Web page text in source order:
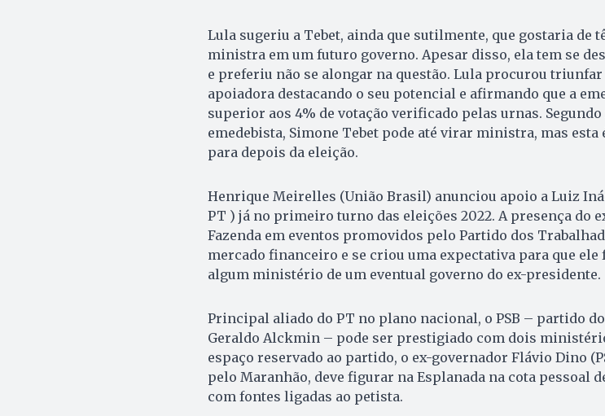
Lula sugeriu a Tebet, ainda que sutilmente, que gostaria de
ministra em um futuro governo. Apesar disso, ela tem se
e preferiu não se alongar na questão. Lula procurou triunfar
apoiadora destacando o seu potencial e afirmando que a
superior aos 4% de votação verificado pelas urnas.
emedebista, Simone Tebet pode até virar ministra, mas esta
para depois da eleição.
Henrique Meirelles (União Brasil) anunciou apoio a Luiz
PT ) já no primeiro turno das eleições 2022. A presença do
Fazenda em eventos promovidos pelo Partido dos
mercado financeiro e se criou uma expectativa para que ele
algum ministério de um eventual governo do ex-presidente.
Principal aliado do PT no plano nacional, o PSB – partido
Geraldo Alckmin – pode ser prestigiado com dois
espaço reservado ao partido, o ex-governador Flávio Dino
pelo Maranhão, deve figurar na Esplanada na cota pessoal
com fontes ligadas ao petista.